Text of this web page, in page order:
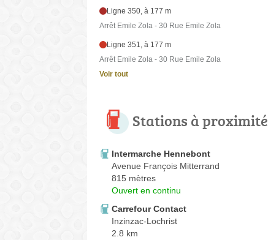
Ligne 350, à 177 m
Arrêt Emile Zola - 30 Rue Emile Zola
Ligne 351, à 177 m
Arrêt Emile Zola - 30 Rue Emile Zola
Voir tout
Stations à proximité
Intermarche Hennebont
Avenue François Mitterrand
815 mètres
Ouvert en continu
Carrefour Contact
Inzinzac-Lochrist
2.8 km